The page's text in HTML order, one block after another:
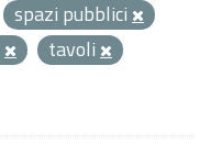
spazi pubblici
tavoli